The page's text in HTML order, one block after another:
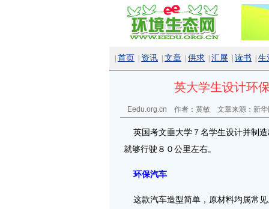
首页 资讯 文章 供求 汇展 读书 生
英大学生设计环
Eedu.org.cn 作者： 黄敏 文章来源： 新
英国考文垂大学７名学生设计并制
就够行驶８０公里左右。
环保汽车
这款汽车造型简单，原材料均属常